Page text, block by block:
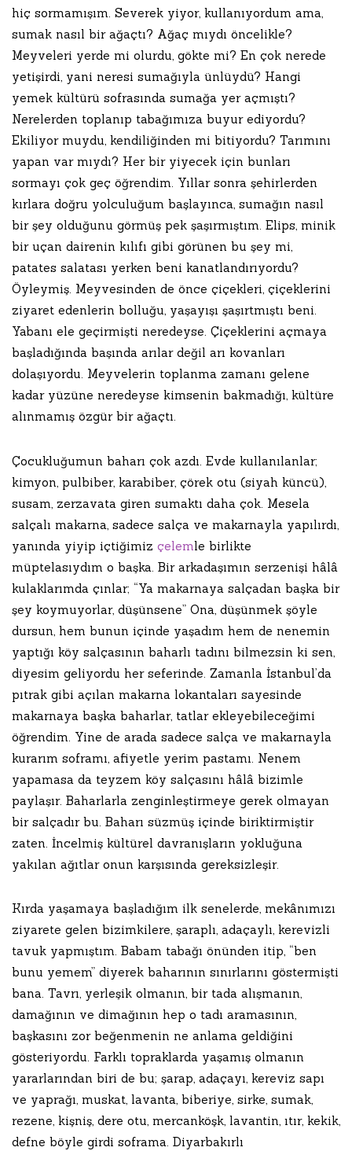
hiç sormamışım. Severek yiyor, kullanıyordum ama,
sumak nasıl bir ağaçtı? Ağaç mıydı öncelikle?
Meyveleri yerde mi olurdu, gökte mi? En çok nerede
yetişirdi, yani neresi sumağıyla ünlüydü? Hangi
yemek kültürü sofrasında sumağa yer açmıştı?
Nerelerden toplanıp tabağımıza buyur ediyordu?
Ekiliyor muydu, kendiliğinden mi bitiyordu? Tarımını
yapan var mıydı? Her bir yiyecek için bunları
sormayı çok geç öğrendim. Yıllar sonra şehirlerden
kırlara doğru yolculuğum başlayınca, sumağın nasıl
bir şey olduğunu görmüş pek şaşırmıştım. Elips, minik
bir uçan dairenin kılıfı gibi görünen bu şey mi,
patates salatası yerken beni kanatlandırıyordu?
Öyleymiş. Meyvesinden de önce çiçekleri, çiçeklerini
ziyaret edenlerin bolluğu, yaşayışı şaşırtmıştı beni.
Yabanı ele geçirmişti neredeyse. Çiçeklerini açmaya
başladığında başında arılar değil arı kovanları
dolaşıyordu. Meyvelerin toplanma zamanı gelene
kadar yüzüne neredeyse kimsenin bakmadığı, kültüre
alınmamış özgür bir ağaçtı.
Çocukluğumun baharı çok azdı. Evde kullanılanlar;
kimyon, pulbiber, karabiber, çörek otu (siyah küncü),
susam, zerzavata giren sumaktı daha çok. Mesela
salçalı makarna, sadece salça ve makarnayla yapılırdı,
yanında yiyip içtiğimiz çelemle birlikte
müptelasıydım o başka. Bir arkadaşımın serzenişi hâlâ
kulaklarımda çınlar; “Ya makarnaya salçadan başka bir
şey koymuyorlar, düşünsene” Ona, düşünmek şöyle
dursun, hem bunun içinde yaşadım hem de nenemin
yaptığı köy salçasının baharlı tadını bilmezsin ki sen,
diyesim geliyordu her seferinde. Zamanla İstanbul’da
pıtrak gibi açılan makarna lokantaları sayesinde
makarnaya başka baharlar, tatlar ekleyebileceğimi
öğrendim. Yine de arada sadece salça ve makarnayla
kurarım soframı, afiyetle yerim pastamı. Nenem
yapamasa da teyzem köy salçasını hâlâ bizimle
paylaşır. Baharlarla zenginleştirmeye gerek olmayan
bir salçadır bu. Baharı süzmüş içinde biriktirmiştir
zaten. İncelmiş kültürel davranışların yokluğuna
yakılan ağıtlar onun karşısında gereksizleşir.
Kırda yaşamaya başladığım ilk senelerde, mekânımızı
ziyarete gelen bizimkilere, şaraplı, adaçaylı, kerevizli
tavuk yapmıştım. Babam tabağı önünden itip, “ben
bunu yemem” diyerek baharının sınırlarını göstermişti
bana. Tavrı, yerleşik olmanın, bir tada alışmanın,
damağının ve dimağının hep o tadı aramasının,
başkasını zor beğenmenin ne anlama geldiğini
gösteriyordu. Farklı topraklarda yaşamış olmanın
yararlarından biri de bu; şarap, adaçayı, kereviz sapı
ve yaprağı, muskat, lavanta, biberiye, sirke, sumak,
rezene, kişniş, dere otu, mercanköşk, lavantin, ıtır, kekik,
defne böyle girdi soframa. Diyarbakırlı